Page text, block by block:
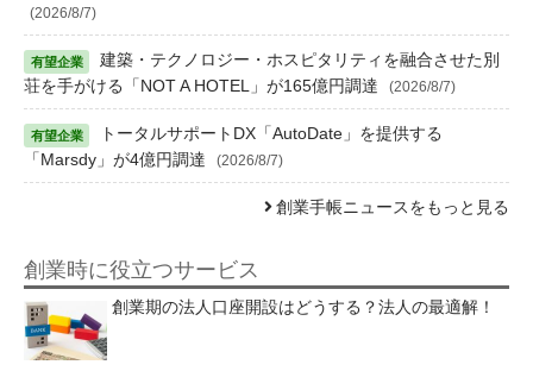
(2026/8/7)
建築・テクノロジー・ホスピタリティを融合させた別
荘を手がける「NOT A HOTEL」が165億円調達
(2026/8/7)
トータルサポートDX「AutoDate」を提供する
「Marsdy」が4億円調達
(2026/8/7)
創業手帳ニュースをもっと見る
創業時に役立つサービス
創業期の法人口座開設はどうする？法人の最適解！